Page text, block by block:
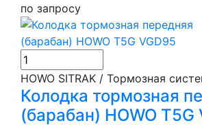
по запросу
HOWO SITRAK / Тормозная
Колодка тормозная
(барабан) HOWO T5G